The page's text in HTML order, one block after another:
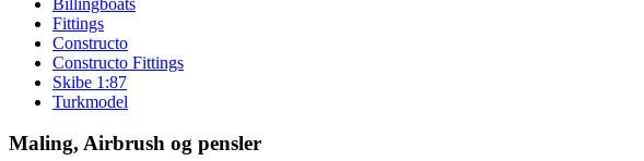
Fittings
Constructo
Constructo Fittings
Skibe 1:87
Turkmodel
Maling, Airbrush og pensler